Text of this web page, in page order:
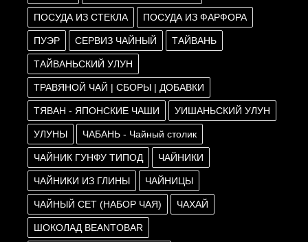
ПОСУДА ИЗ СТЕКЛА ПОСУДА ИЗ ФАРФОРА
ПУЭР СЕРВИЗ ЧАЙНЫЙ ТАЙВАНЬ
ТАЙВАНЬСКИЙ УЛУН
ТРАВЯНОЙ ЧАЙ | СБОРЫ | ДОБАВКИ
ТЯВАН - ЯПОНСКИЕ ЧАШИ УИШАНЬСКИЙ УЛУН
УЛУНЫ ЧАБАНЬ - Чайный столик
ЧАЙНИК ГУНФУ ТИПОД ЧАЙНИКИ
ЧАЙНИКИ ИЗ ГЛИНЫ ЧАЙНИЦЫ
ЧАЙНЫЙ СЕТ (НАБОР ЧАЯ) ЧАХАЙ
ШОКОЛАД BEANTOBAR